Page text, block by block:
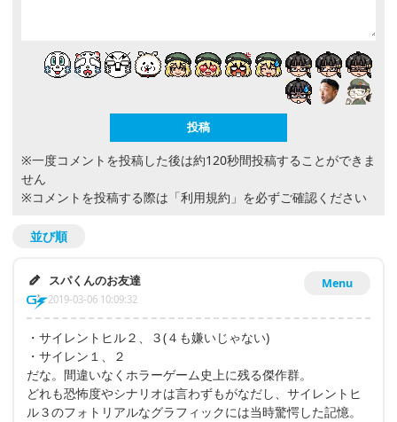
※一度コメントを投稿した後は約120秒間投稿することができま
せん
※コメントを投稿する際は 「利用規約」 を必ずご確認ください
並び順
Menu
スパくんのお友達
2019-03-06 10:09:32
・サイレントヒル２、３(４も嫌いじゃない)
・サイレン１、２
だな。間違いなくホラーゲーム史上に残る傑作群。
どれも恐怖度やシナリオは言わずもがなだし、サイレントヒ
ル３のフォトリアルなグラフィックには当時驚愕した記憶。